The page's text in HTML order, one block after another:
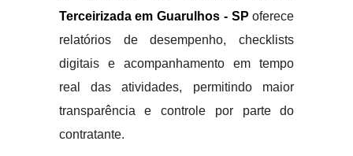
Terceirizada em Guarulhos - SP oferece
relatórios de desempenho, checklists
digitais e acompanhamento em tempo
real das atividades, permitindo maior
transparência e controle por parte do
contratante.